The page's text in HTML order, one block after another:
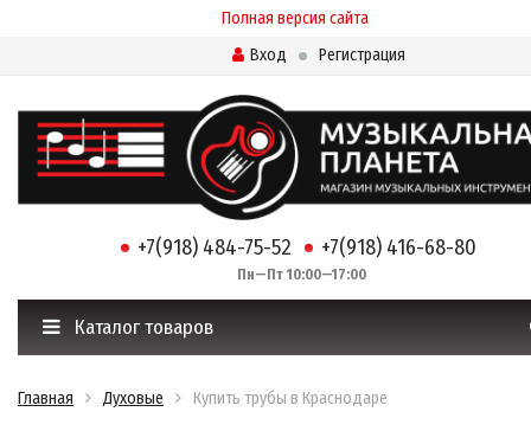
Полная версия сайта
Вход
Регистрация
+7(918) 484-75-52 +7(918) 416-68-80
Пн—Пт 10:00—17:00
Каталог товаров
Главная Духовые Купить трубы в Краснодаре